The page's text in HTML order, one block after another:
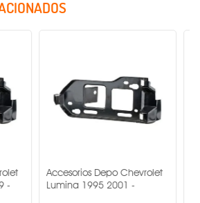
Depo Chevrolet
1995 2001 -
Accesorios